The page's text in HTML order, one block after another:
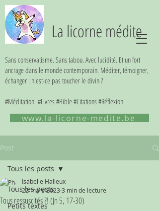
La licorne médite
Sans conservatisme. Sans tabou. Avec lucidité. Et un fort
ancrage dans le monde contemporain. Méditer, témoigner,
échanger : n'est-ce pas toucher le divin ?
#Méditation #Livres #Bible #Citations #Réflexion
www.la-licorne-medite.be
Post
Tous les posts
Petits textes
Tous les posts
Tous ressuscités ?! (Jn 5, 17-30)
Isabelle Halleux
22 mars 2023 3 min de lecture